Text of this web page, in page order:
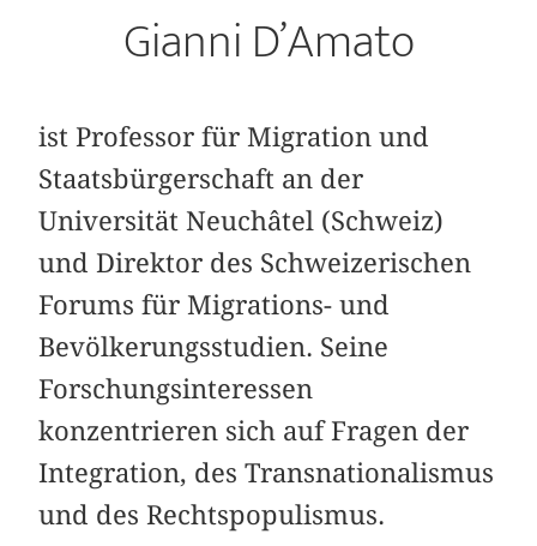
Gianni D’Amato
ist Professor für Migration und
Staatsbürgerschaft an der
Universität Neuchâtel (Schweiz)
und Direktor des Schweizerischen
Forums für Migrations- und
Bevölkerungsstudien. Seine
Forschungsinteressen
konzentrieren sich auf Fragen der
Integration, des Transnationalismus
und des Rechtspopulismus.